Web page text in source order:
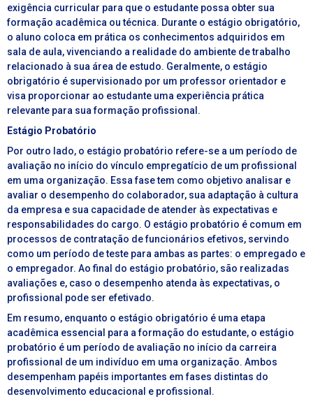
exigência curricular para que o estudante possa obter sua
formação acadêmica ou técnica. Durante o estágio obrigatório,
o aluno coloca em prática os conhecimentos adquiridos em
sala de aula, vivenciando a realidade do ambiente de trabalho
relacionado à sua área de estudo. Geralmente, o estágio
obrigatório é supervisionado por um professor orientador e
visa proporcionar ao estudante uma experiência prática
relevante para sua formação profissional.
Estágio Probatório
Por outro lado, o estágio probatório refere-se a um período de
avaliação no início do vínculo empregatício de um profissional
em uma organização. Essa fase tem como objetivo analisar e
avaliar o desempenho do colaborador, sua adaptação à cultura
da empresa e sua capacidade de atender às expectativas e
responsabilidades do cargo. O estágio probatório é comum em
processos de contratação de funcionários efetivos, servindo
como um período de teste para ambas as partes: o empregado e
o empregador. Ao final do estágio probatório, são realizadas
avaliações e, caso o desempenho atenda às expectativas, o
profissional pode ser efetivado.
Em resumo, enquanto o estágio obrigatório é uma etapa
acadêmica essencial para a formação do estudante, o estágio
probatório é um período de avaliação no início da carreira
profissional de um indivíduo em uma organização. Ambos
desempenham papéis importantes em fases distintas do
desenvolvimento educacional e profissional.